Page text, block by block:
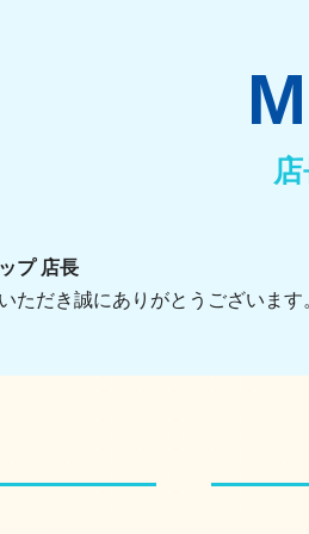
プ 店長
ただき誠にありがとうございま